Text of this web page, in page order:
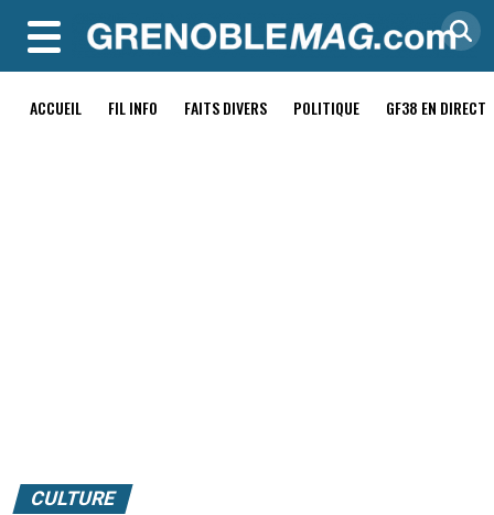
MENU
ACCUEIL FIL INFO FAITS DIVERS POLITIQUE GF38 EN DIRECT
CULTURE